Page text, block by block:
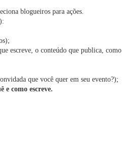
blogueiros para ações.
escreve, o conteúdo que publica, como
que você quer em seu evento?);
e como escreve.